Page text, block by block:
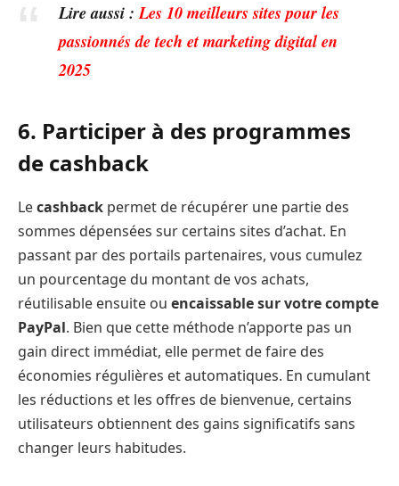
Lire aussi :Les 10 meilleurs sites pour les
passionnés de tech et marketing digital en
2025
6. Participer à des programmes
de cashback
Lecashback permet de récupérer une partie des
sommes dépensées sur certains sites d’achat. En
passant par des portails partenaires, vous cumulez
un pourcentage du montant de vos achats,
réutilisable ensuite ou encaissable sur votre compte
PayPal. Bien que cette méthode n’apporte pas un
gain direct immédiat, elle permet de faire des
économies régulières et automatiques. En cumulant
les réductions et les offres de bienvenue, certains
utilisateurs obtiennent des gains significatifs sans
changer leurs habitudes.